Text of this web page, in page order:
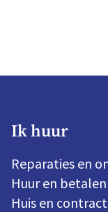
Ik huur
Reparaties en
Huur en betalen
Huis en contract